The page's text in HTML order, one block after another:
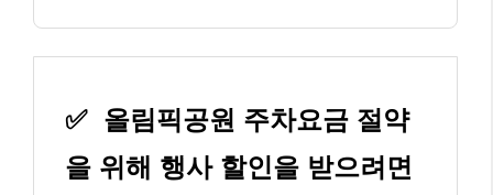
✅ 올림픽공원 주차요금 절약
을 위해 행사 할인을 받으려면